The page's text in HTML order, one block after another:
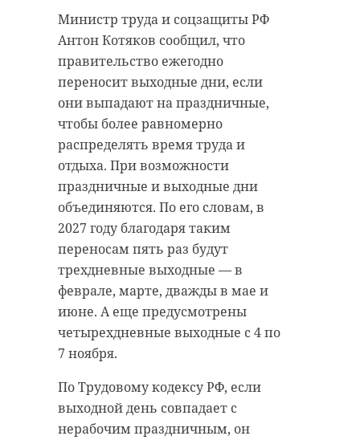
Министр труда и соцзащиты РФ
Антон Котяков сообщил, что
правительство ежегодно
переносит выходные дни, если
они выпадают на праздничные,
чтобы более равномерно
распределять время труда и
отдыха. При возможности
праздничные и выходные дни
объединяются. По его словам, в
2027 году благодаря таким
переносам пять раз будут
трехдневные выходные — в
феврале, марте, дважды в мае и
июне. А еще предусмотрены
четырехдневные выходные с 4 по
7 ноября.
По Трудовому кодексу РФ, если
выходной день совпадает с
нерабочим праздничным, он